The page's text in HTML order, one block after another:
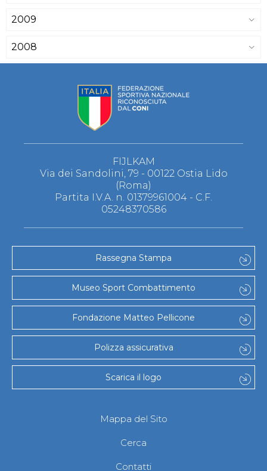
2009
2008
FIJLKAM
Via dei Sandolini, 79 - 00122 Ostia Lido
(Roma)
Partita I.V.A. n. 01379961004 - C.F.
05248370586
Rassegna Stampa
Museo Sport Combattimento
Fondazione Matteo Pellicone
Polizza assicurativa
Scarica il logo
Mappa del Sito
Cerca
Contatti